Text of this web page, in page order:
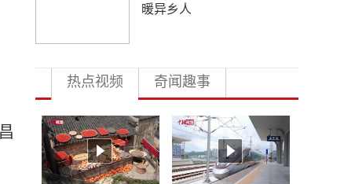
上？为何近期台风“扎堆”来
热点视频 奇闻趣事